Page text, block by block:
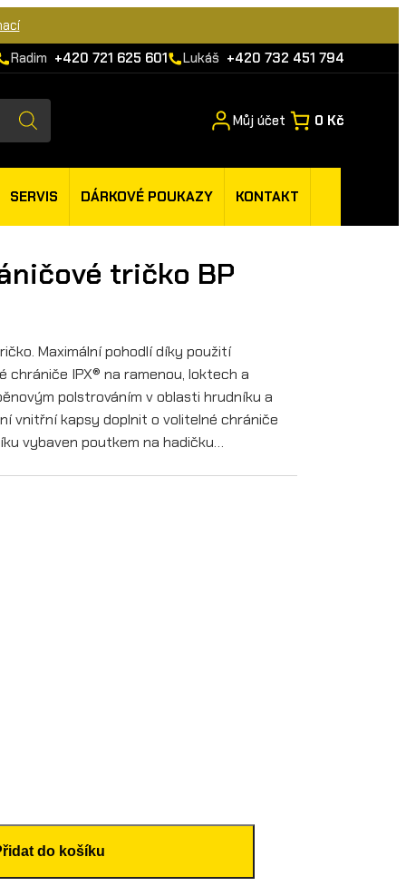
Radim +420 721 625 601 Lukáš +420 732 451 794
Můj účet 0 Kč
SERVIS DÁRKOVÉ POUKAZY KONTAKT
tričko BP
Maximální pohodlí díky použití
IPX® na ramenou, loktech a
polstrováním v oblasti hrudníku a
vnitřní kapsy doplnit o volitelné chrániče
vybaven poutkem na hadičku…
do košíku